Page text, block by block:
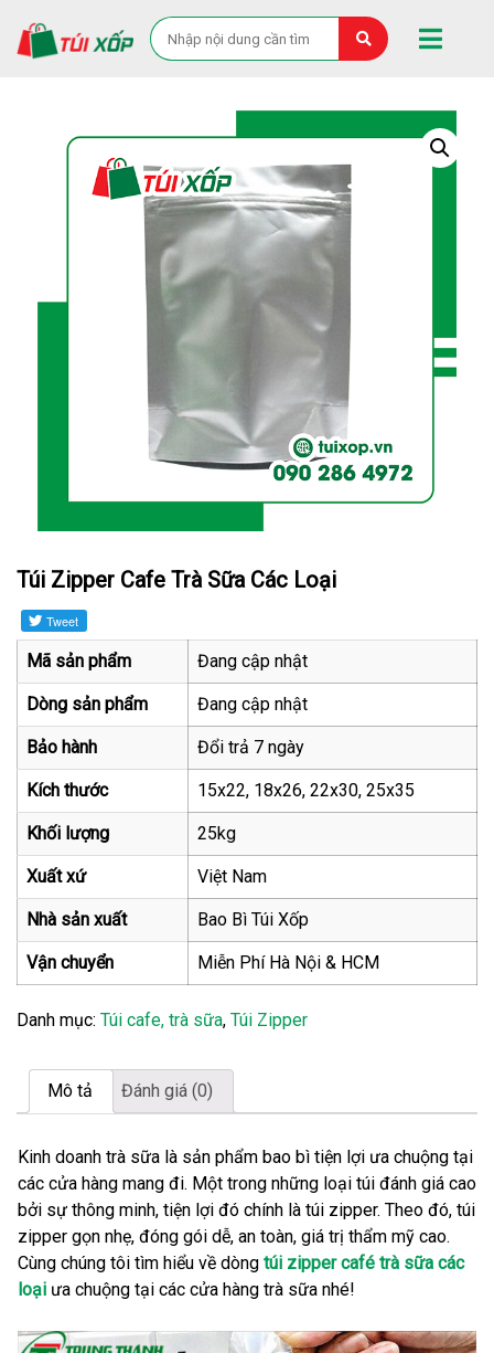
Túi Zipper Cafe Trà Sữa Các Loại
Mã sản phẩm Đang cập nhật
Dòng sản phẩm Đang cập nhật
Bảo hành Đổi trả 7 ngày
Kích thước 15x22, 18x26, 22x30, 25x35
Khối lượng 25kg
Xuất xứ Việt Nam
Nhà sản xuất Bao Bì Túi Xốp
Vận chuyển Miễn Phí Hà Nội & HCM
Danh mục: Túi cafe, trà sữa, Túi Zipper
Mô tả Đánh giá (0)
Kinh doanh trà sữa là sản phẩm bao bì tiện lợi ưa chuộng tại
các cửa hàng mang đi. Một trong những loại túi đánh giá cao
bởi sự thông minh, tiện lợi đó chính là túi zipper. Theo đó, túi
zipper gọn nhẹ, đóng gói dễ, an toàn, giá trị thẩm mỹ cao.
Cùng chúng tôi tìm hiểu về dòng túi zipper café trà sữa các
loại ưa chuộng tại các cửa hàng trà sữa nhé!